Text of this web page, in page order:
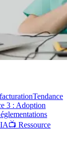
Tendance
3 : Adoption
📺 Ressource